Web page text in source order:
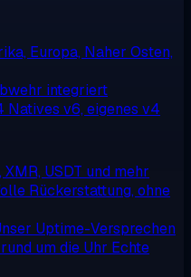
Europa, Naher Osten,
integriert
Natives v6, eigenes v4
XMR, USDT und mehr
Rückerstattung, ohne
Uptime-Versprechen
um die Uhr Echte